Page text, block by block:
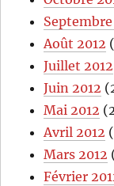
Septembre
Août 2012
Juillet 2012
Juin 2012
Mai 2012
Avril 2012
Mars 2012
Février